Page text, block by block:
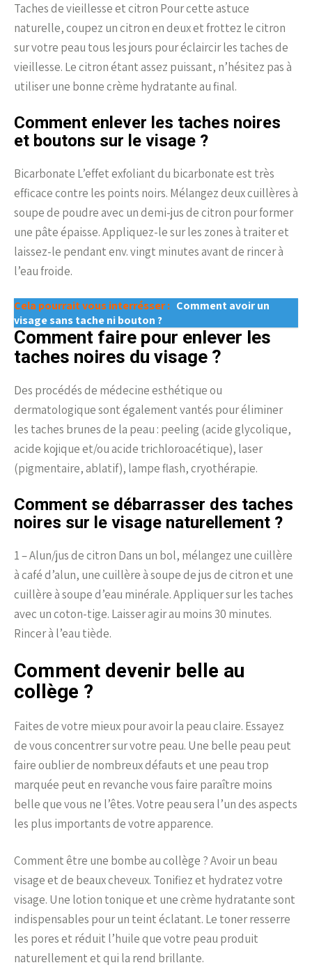
Taches de vieillesse et citron Pour cette astuce
naturelle, coupez un citron en deux et frottez le citron
sur votre peau tous les jours pour éclaircir les taches de
vieillesse. Le citron étant assez puissant, n’hésitez pas à
utiliser une bonne crème hydratante au final.
Comment enlever les taches noires
et boutons sur le visage ?
Bicarbonate L’effet exfoliant du bicarbonate est très
efficace contre les points noirs. Mélangez deux cuillères à
soupe de poudre avec un demi-jus de citron pour former
une pâte épaisse. Appliquez-le sur les zones à traiter et
laissez-le pendant env. vingt minutes avant de rincer à
l’eau froide.
Cela pourrait vous interrésser : Comment avoir un
visage sans tache ni bouton ?
Comment faire pour enlever les
taches noires du visage ?
Des procédés de médecine esthétique ou
dermatologique sont également vantés pour éliminer
les taches brunes de la peau : peeling (acide glycolique,
acide kojique et/ou acide trichloroacétique), laser
(pigmentaire, ablatif), lampe flash, cryothérapie.
Comment se débarrasser des taches
noires sur le visage naturellement ?
1 – Alun/jus de citron Dans un bol, mélangez une cuillère
à café d’alun, une cuillère à soupe de jus de citron et une
cuillère à soupe d’eau minérale. Appliquer sur les taches
avec un coton-tige. Laisser agir au moins 30 minutes.
Rincer à l’eau tiède.
Comment devenir belle au
collège ?
Faites de votre mieux pour avoir la peau claire. Essayez
de vous concentrer sur votre peau. Une belle peau peut
faire oublier de nombreux défauts et une peau trop
marquée peut en revanche vous faire paraître moins
belle que vous ne l’êtes. Votre peau sera l’un des aspects
les plus importants de votre apparence.
Comment être une bombe au collège ? Avoir un beau
visage et de beaux cheveux. Tonifiez et hydratez votre
visage. Une lotion tonique et une crème hydratante sont
indispensables pour un teint éclatant. Le toner resserre
les pores et réduit l’huile que votre peau produit
naturellement et qui la rend brillante.